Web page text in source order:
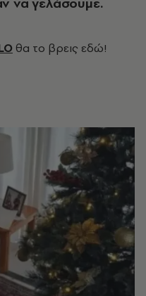
θα το βρεις εδώ!